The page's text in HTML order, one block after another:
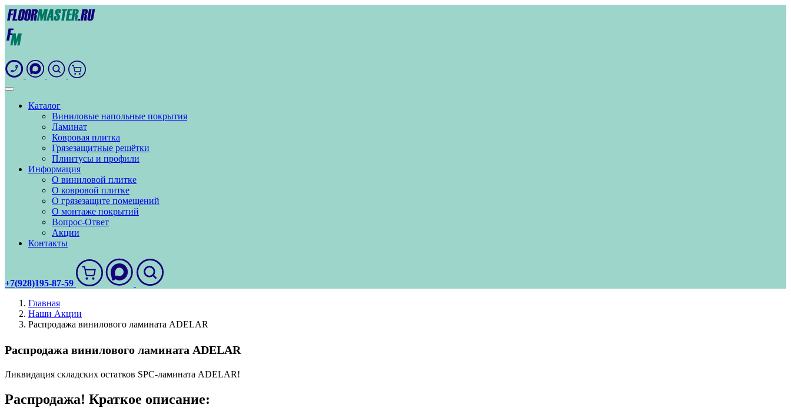
Каталог
Виниловые напольные покрытия
Ламинат
Ковровая плитка
Грязезащитные решётки
Плинтусы и профили
Информация
О виниловой плитке
О ковровой плитке
О грязезащите помещений
О монтаже покрытий
Вопрос-Ответ
Акции
Контакты
+7(928)195-87-59
Главная
Наши Акции
Распродажа винилового ламината ADELAR
Распродажа винилового ламината ADELAR
Ликвидация складских остатков SPC-ламината ADELAR!
Распродажа! Краткое описание: